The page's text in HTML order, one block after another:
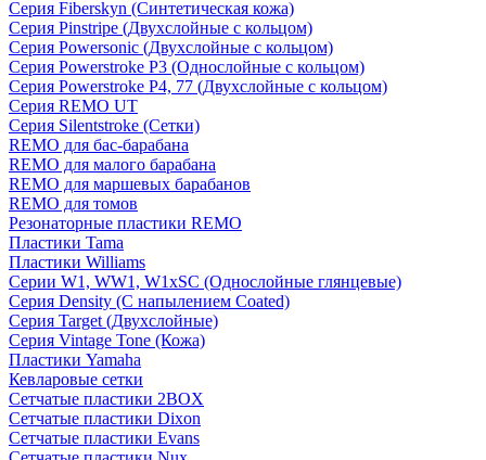
Серия Fiberskyn (Синтетическая кожа)
Серия Pinstripe (Двухслойные с кольцом)
Серия Powersonic (Двухслойные с кольцом)
Серия Powerstroke P3 (Однослойные с кольцом)
Серия Powerstroke P4, 77 (Двухслойные с кольцом)
Серия REMO UT
Серия Silentstroke (Сетки)
REMO для бас-барабана
REMO для малого барабана
REMO для маршевых барабанов
REMO для томов
Резонаторные пластики REMO
Пластики Tama
Пластики Williams
Серии W1, WW1, W1xSC (Однослойные глянцевые)
Серия Density (C напылением Coated)
Серия Target (Двухслойные)
Серия Vintage Tone (Кожа)
Пластики Yamaha
Кевларовые сетки
Сетчатые пластики 2BOX
Сетчатые пластики Dixon
Сетчатые пластики Evans